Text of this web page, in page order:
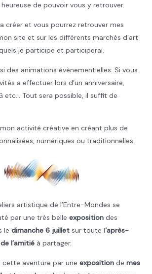
de pouvoir vous y retrouver.
créer et vous pourrez retrouver mes
site et sur les différents marchés d’art
je participe et participerai.
des animations évènementielles. Si vous
a effectuer lors d’un anniversaire,
etc… Tout sera possible, il suffit de
activité créative en créant plus de
numériques ou traditionnelles.
artistique de l’Entre-Mondes se
par une très belle exposition des
le dimanche 6 juilletsur toute l‘après-
l’amitiéà partager.
cette aventure par une exposition de mes